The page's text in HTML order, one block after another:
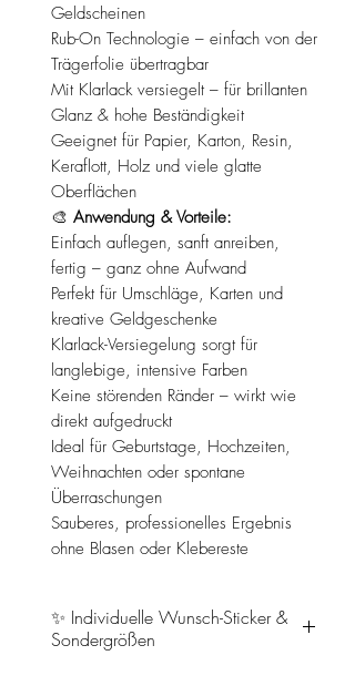
Geldscheinen
Rub-On Technologie – einfach von der
Trägerfolie übertragbar
Mit Klarlack versiegelt – für brillanten
Glanz & hohe Beständigkeit
Geeignet für Papier, Karton, Resin,
Keraflott, Holz und viele glatte
Oberflächen
🎨 Anwendung & Vorteile:
Einfach auflegen, sanft anreiben,
fertig – ganz ohne Aufwand
Perfekt für Umschläge, Karten und
kreative Geldgeschenke
Klarlack-Versiegelung sorgt für
langlebige, intensive Farben
Keine störenden Ränder – wirkt wie
direkt aufgedruckt
Ideal für Geburtstage, Hochzeiten,
Weihnachten oder spontane
Überraschungen
Sauberes, professionelles Ergebnis
ohne Blasen oder Klebereste
✨ Individuelle Wunsch-Sticker &
Sondergrößen